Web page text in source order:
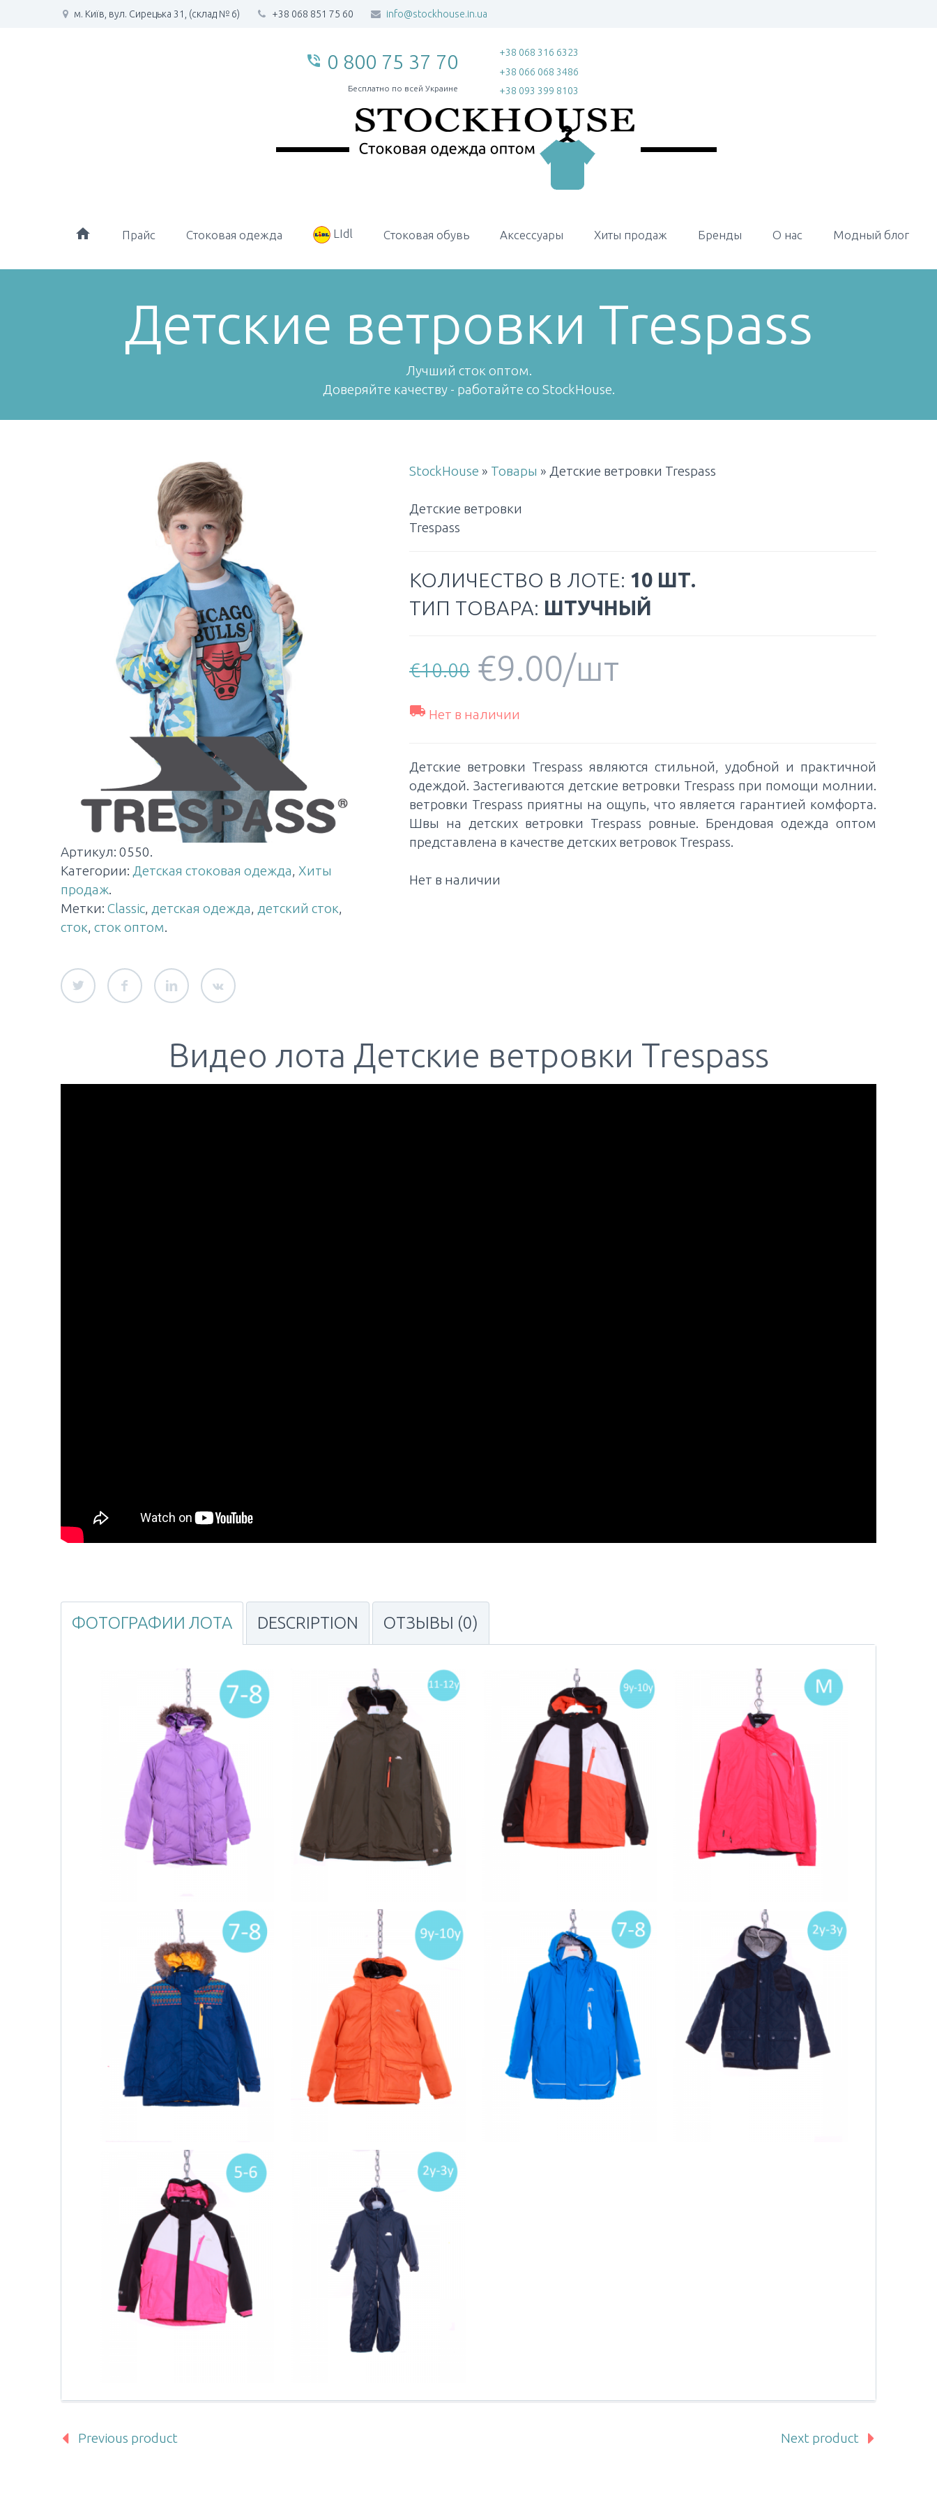
м. Київ, вул. Сирецька 31, (склад № 6) +38 068 851 75 60 info@stockhouse.in.ua
phone_in_talk 0 800 75 37 70
Бесплатно по всей Украине
+38 068 316 6323
+38 066 068 3486
+38 093 399 8103
home Прайс Стоковая одежда LIdl Стоковая обувь Аксессуары Хиты продаж Бренды О нас Модный блог
Детские ветровки Trespass
Лучший сток оптом.
Доверяйте качеству - работайте со StockHouse.
Артикул: 0550.
Категории: Детская стоковая одежда, Хиты
продаж.
Метки: Classic, детская одежда, детский сток,
сток, сток оптом.
StockHouse » Товары » Детские ветровки Trespass
Детские ветровки
Trespass
КОЛИЧЕСТВО В ЛОТЕ: 10 ШТ.
ТИП ТОВАРА: ШТУЧНЫЙ
€10.00 €9.00/шт
 Нет в наличии
Детские ветровки Trespass являются стильной, удобной и практичной
одеждой. Застегиваются детские ветровки Trespass при помощи молнии.
ветровки Trespass приятны на ощупь, что является гарантией комфорта.
Швы на детских ветровки Trespass ровные. Брендовая одежда оптом
представлена в качестве детских ветровок Trespass.
Нет в наличии
Видео лота Детские ветровки Trespass
ФОТОГРАФИИ ЛОТА DESCRIPTION ОТЗЫВЫ (0)
Previous product Next product